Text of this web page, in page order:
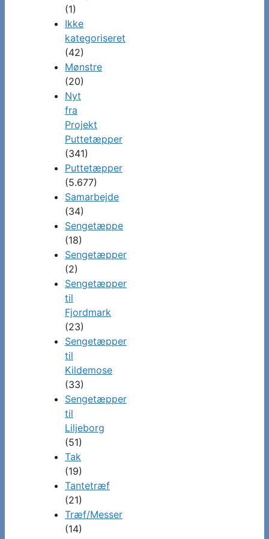
(1)
Ikke
kategoriseret
(42)
Mønstre
(20)
Nyt
fra
Projekt
Puttetæpper
(341)
Puttetæpper
(5.677)
Samarbejde
(34)
Sengetæppe
(18)
Sengetæpper
(2)
Sengetæpper
til
Fjordmark
(23)
Sengetæpper
til
Kildemose
(33)
Sengetæpper
til
Liljeborg
(51)
Tak
(19)
Tantetræf
(21)
Træf/Messer
(14)